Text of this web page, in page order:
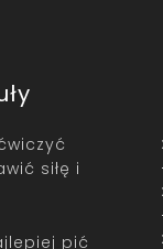
siłę i
pić